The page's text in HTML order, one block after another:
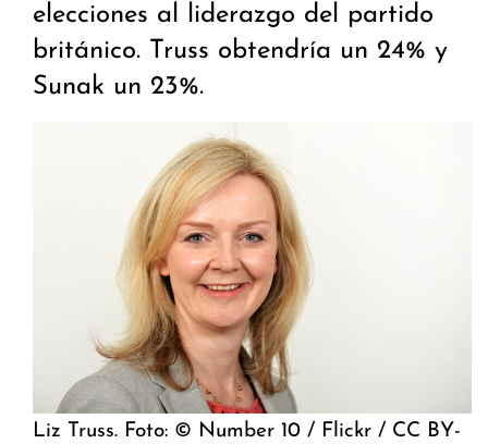
elecciones al liderazgo del partido
británico. Truss obtendría un 24% y
Sunak un 23%.
Liz Truss. Foto: © Number 10 / Flickr / CC BY-